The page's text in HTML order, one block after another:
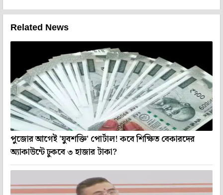
Related News
পুজোর আগেই 'যুবশক্তি' পোর্টাল! কবে শিক্ষিত বেকারদের
অ্যাকাউন্টে ঢুকবে ৩ হাজার টাকা?